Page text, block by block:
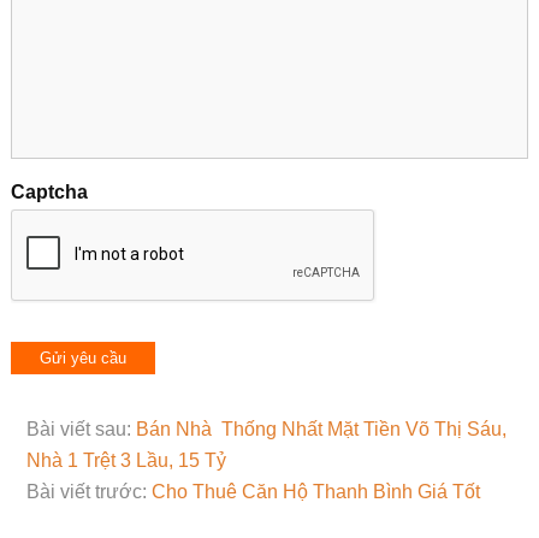
Captcha
Bài viết sau: Bán Nhà Thống Nhất Mặt Tiền Võ Thị Sáu,
Nhà 1 Trệt 3 Lầu, 15 Tỷ
Bài viết trước: Cho Thuê Căn Hộ Thanh Bình Giá Tốt